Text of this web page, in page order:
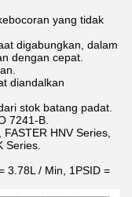
yang tidak
digabungkan, dalam
dengan cepat.
diandalkan
stok batang padat.
7241-B.
HNV Series,
Series.
3.78L / Min, 1PSID =